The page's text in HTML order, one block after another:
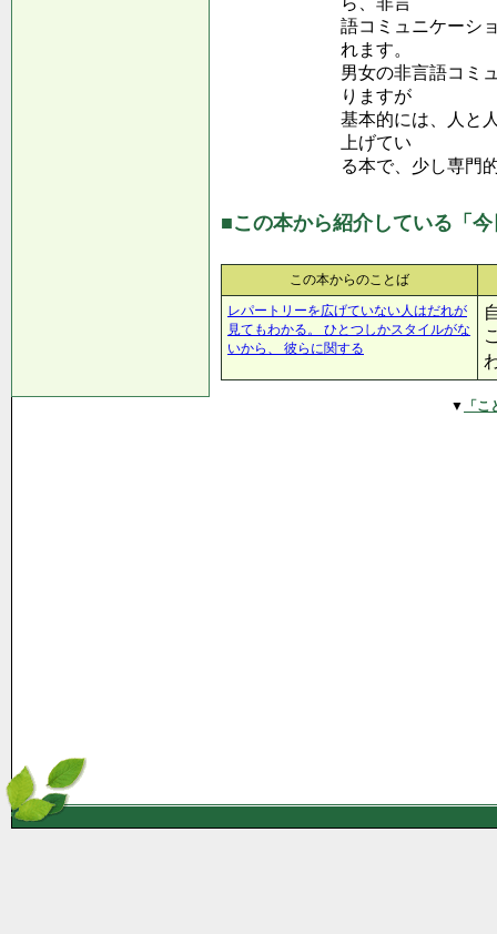
語コミュニケーシ
れます。
男女の非言語コミ
りますが
基本的には、人と
上げてい
る本で、少し専門
■この本から紹介している「
この本からのことば
レパートリーを広げていない人はだれが
見てもわかる。 ひとつしかスタイルがな
いから、 彼らに関する
▼ 「